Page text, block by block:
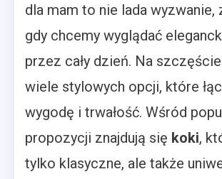
dla mam to nie lada wyzwanie,
gdy chcemy wyglądać
przez cały dzień. Na
wiele stylowych opcji, które
wygodę i trwałość. Wśród
propozycji znajdują się koki,
tylko klasyczne, ale także